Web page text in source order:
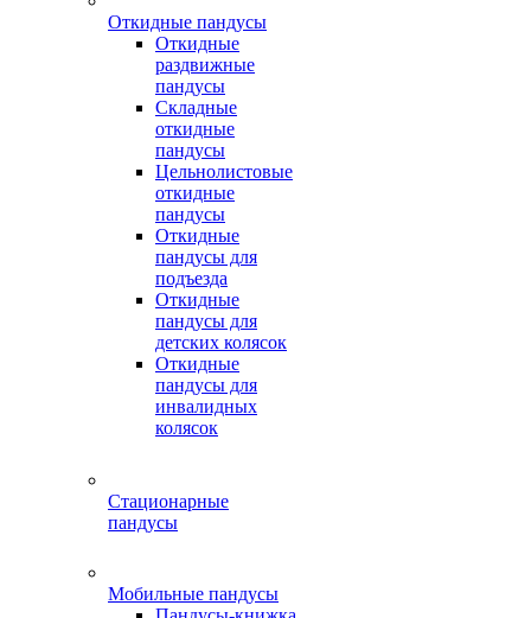
Откидные пандусы
Откидные
раздвижные
пандусы
Складные
откидные
пандусы
Цельнолистовые
откидные
пандусы
Откидные
пандусы для
подъезда
Откидные
пандусы для
детских колясок
Откидные
пандусы для
инвалидных
колясок
Стационарные
пандусы
Мобильные пандусы